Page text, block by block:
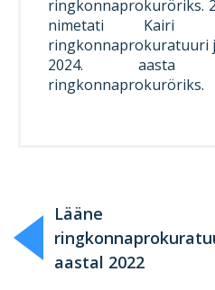
ringkonnaprokuröriks.
nimetati Kairi
ringkonnaprokuratuuri
2024.
ringkonnaprokuröriks.
Lääne
aastal 2022